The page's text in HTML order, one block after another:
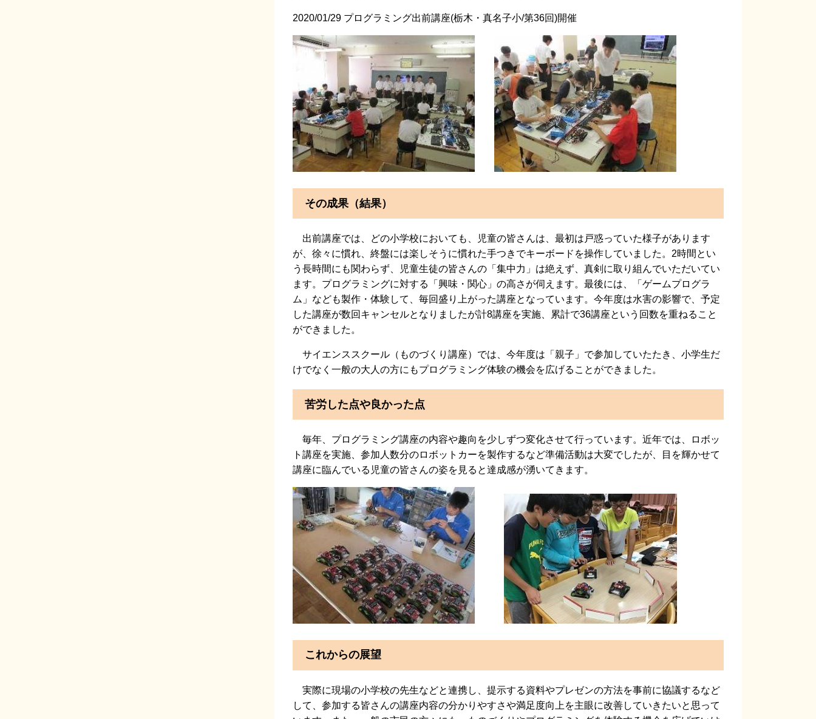
2020/01/29 プログラミング出前講座(栃木・真名子小/第36回)開催
その成果（結果）
出前講座では、どの小学校においても、児童の皆さんは、最初は戸惑っていた様子があります
が、徐々に慣れ、終盤には楽しそうに慣れた手つきでキーボードを操作していました。2時間とい
う長時間にも関わらず、児童生徒の皆さんの「集中力」は絶えず、真剣に取り組んでいただいてい
ます。プログラミングに対する「興味・関心」の高さが伺えます。最後には、「ゲームプログラ
ム」なども製作・体験して、毎回盛り上がった講座となっています。今年度は水害の影響で、予定
した講座が数回キャンセルとなりましたが計8講座を実施、累計で36講座という回数を重ねること
ができました。
サイエンススクール（ものづくり講座）では、今年度は「親子」で参加していたたき、小学生だ
けでなく一般の大人の方にもプログラミング体験の機会を広げることができました。
苦労した点や良かった点
毎年、プログラミング講座の内容や趣向を少しずつ変化させて行っています。近年では、ロボッ
ト講座を実施、参加人数分のロボットカーを製作するなど準備活動は大変でしたが、目を輝かせて
講座に臨んでいる児童の皆さんの姿を見ると達成感が湧いてきます。
これからの展望
実際に現場の小学校の先生などと連携し、提示する資料やプレゼンの方法を事前に協議するなど
して、参加する皆さんの講座内容の分かりやすさや満足度向上を主眼に改善していきたいと思って